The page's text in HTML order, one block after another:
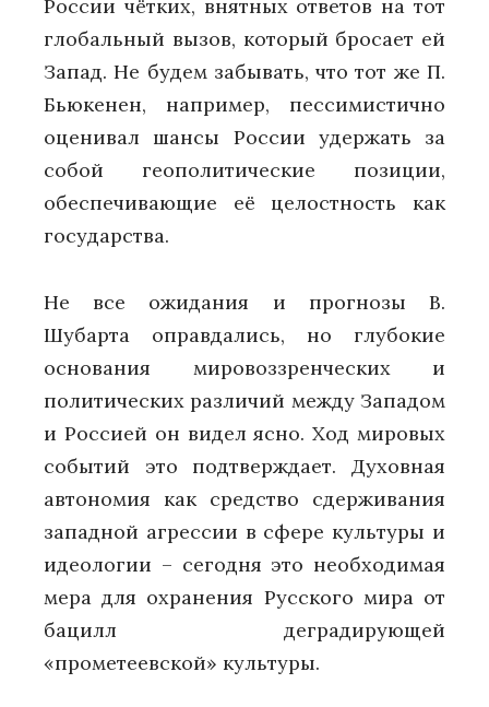
России чётких, внятных ответов на тот
глобальный вызов, который бросает ей
Запад. Не будем забывать, что тот же П.
Бьюкенен, например, пессимистично
оценивал шансы России удержать за
собой геополитические позиции,
обеспечивающие её целостность как
государства.
Не все ожидания и прогнозы В.
Шубарта оправдались, но глубокие
основания мировоззренческих и
политических различий между Западом
и Россией он видел ясно. Ход мировых
событий это подтверждает. Духовная
автономия как средство сдерживания
западной агрессии в сфере культуры и
идеологии – сегодня это необходимая
мера для охранения Русского мира от
бацилл деградирующей
«прометеевской» культуры.